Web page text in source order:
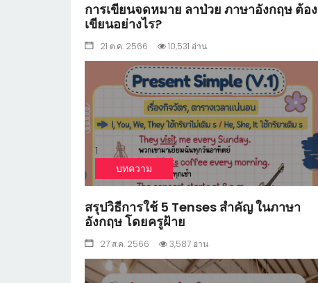
การเขียนจดหมาย ลาป่วย ภาษาอังกฤษ ต้อง
เขียนอย่างไร?
21 ต.ค. 2566 10,531 อ่าน
1
บทความ
สรุปวิธีการใช้ 5 Tenses สำคัญ ในภาษา
อังกฤษ โดยครูฝ้าย
27 ส.ค. 2566 3,587 อ่าน